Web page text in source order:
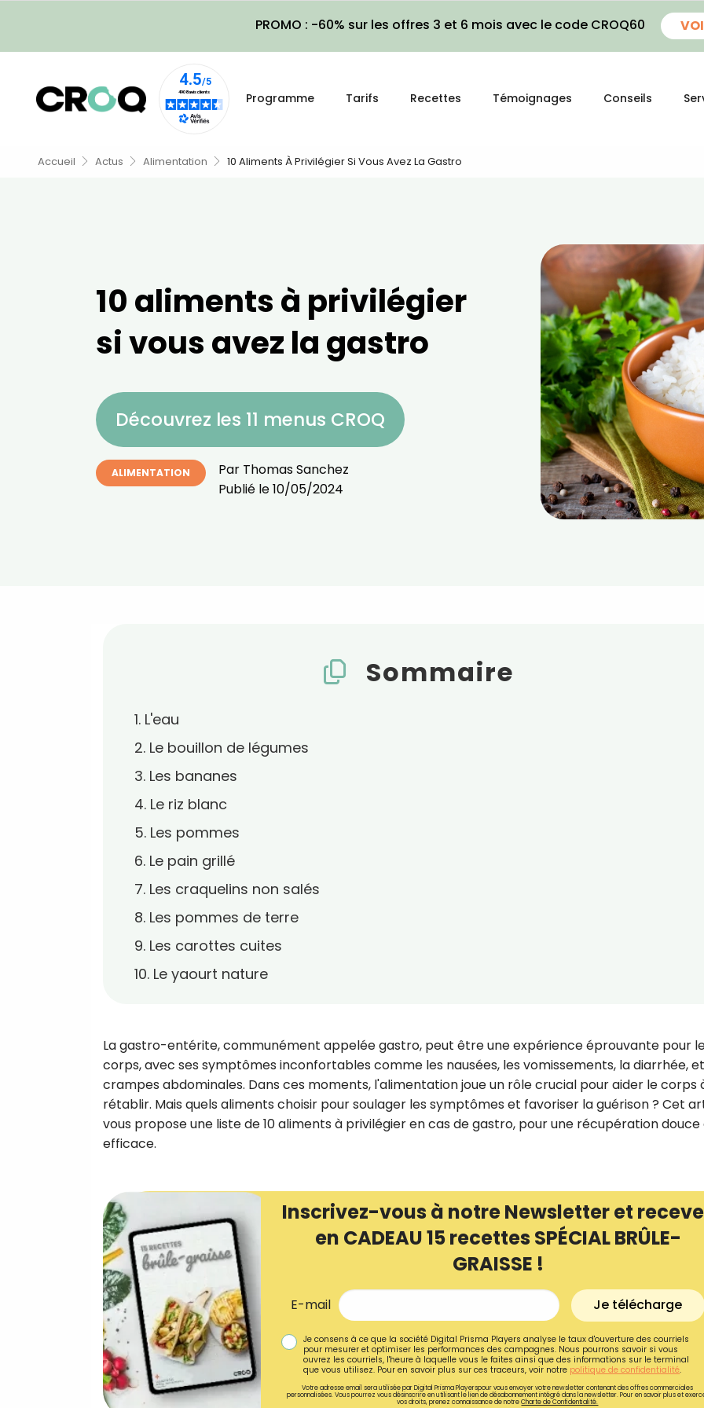
PROMO : -60% sur les offres 3 et 6 mois avec le code CROQ60
Programme Tarifs Recettes Témoignages Conseils
Accueil Actus Alimentation 10 Aliments À Privilégier Si Vous Avez La Gastro
10 aliments à privilégier
si vous avez la gastro
Découvrez les 11 menus CROQ
ALIMENTATION Par Thomas Sanchez
Publié le10/05/2024
Sommaire
1. L'eau
2. Le bouillon de légumes
3. Les bananes
4. Le riz blanc
5. Les pommes
6. Le pain grillé
7. Les craquelins non salés
8. Les pommes de terre
9. Les carottes cuites
10. Le yaourt nature
La gastro-entérite, communément appelée gastro, peut être une expérience éprouvante pour
corps, avec ses symptômes inconfortables comme les nausées, les vomissements, la diarrhée,
crampes abdominales. Dans ces moments, l'alimentation joue un rôle crucial pour aider le corps
rétablir. Mais quels aliments choisir pour soulager les symptômes et favoriser la guérison ? Cet
vous propose une liste de 10 aliments à privilégier en cas de gastro, pour une récupération
efficace.
Inscrivez-vous à notre Newsletter et
en CADEAU 15 recettes SPÉCIAL BRÛLE-
GRAISSE !
E-mail Je télécharge
Je consens à ce que la société Digital Prisma Players analyse le taux d'ouverture des courriels
pour mesurer et optimiser les performances des campagnes. Nous pourrons savoir si vous
ouvrez les courriels, l'heure à laquelle vous le faites ainsi que des informations sur le terminal
que vous utilisez. Pour en savoir plus sur ces traceurs, voir notre politique de confidentialité.
Votre adresse email sera utilisée par Digital Prisma Playerspour vous envoyer votre newsletter contenant des offres commerciales
personnalisées. Vous pourrez vous désinscrire en utilisant le lien de désabonnement intégré dans la newsletter. Pour en savoir plus et
vos droits, prenez connaissance de notreCharte de Confidentialité.
Recevez
recettes inédites de
!
Ainsi que la newsletter